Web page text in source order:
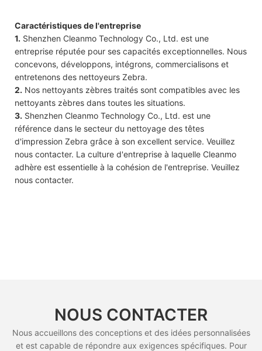
Caractéristiques de l'entreprise
1. Shenzhen Cleanmo Technology Co., Ltd. est une
entreprise réputée pour ses capacités exceptionnelles. Nous
concevons, développons, intégrons, commercialisons et
entretenons des nettoyeurs Zebra.
2. Nos nettoyants zèbres traités sont compatibles avec les
nettoyants zèbres dans toutes les situations.
3. Shenzhen Cleanmo Technology Co., Ltd. est une
référence dans le secteur du nettoyage des têtes
d'impression Zebra grâce à son excellent service. Veuillez
nous contacter. La culture d'entreprise à laquelle Cleanmo
adhère est essentielle à la cohésion de l'entreprise. Veuillez
nous contacter.
NOUS CONTACTER
Nous accueillons des conceptions et des idées personnalisées
et est capable de répondre aux exigences spécifiques. Pour